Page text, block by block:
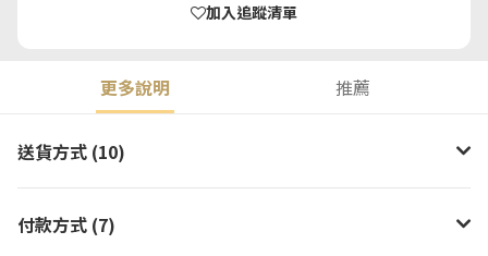
加入追蹤清單
更多說明 推薦
送貨方式 (10)
付款方式 (7)